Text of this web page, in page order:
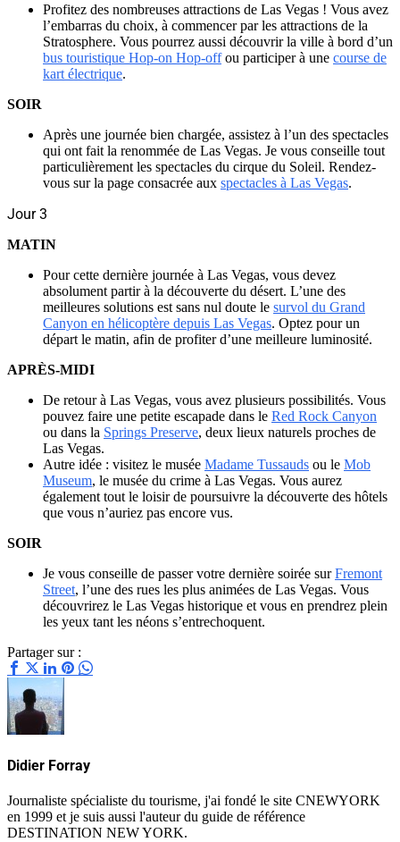
Profitez des nombreuses attractions de Las Vegas ! Vous avez
l’embarras du choix, à commencer par les attractions de la
Stratosphere. Vous pourrez aussi découvrir la ville à bord d’un
bus touristique Hop-on Hop-offou participer à une course de
kart électrique.
SOIR
Après une journée bien chargée, assistez à l’un des spectacles
qui ont fait la renommée de Las Vegas. Je vous conseille tout
particulièrement les spectacles du cirque du Soleil. Rendez-
vous sur la page consacrée aux spectacles à Las Vegas.
Jour 3
MATIN
Pour cette dernière journée à Las Vegas, vous devez
absolument partir à la découverte du désert. L’une des
meilleures solutions est sans nul doute le survol du Grand
Canyon en hélicoptère depuis Las Vegas. Optez pour un
départ le matin, afin de profiter d’une meilleure luminosité.
APRÈS-MIDI
De retour à Las Vegas, vous avez plusieurs possibilités. Vous
pouvez faire une petite escapade dans le Red Rock Canyon
ou dans la Springs Preserve, deux lieux naturels proches de
Las Vegas.
Autre idée : visitez le musée Madame Tussauds ou le Mob
Museum, le musée du crime à Las Vegas. Vous aurez
également tout le loisir de poursuivre la découverte des hôtels
que vous n’auriez pas encore vus.
SOIR
Je vous conseille de passer votre dernière soirée surFremont
Street, l’une des rues les plus animées de Las Vegas. Vous
découvrirez le Las Vegas historique et vous en prendrez plein
les yeux tant les néons s’entrechoquent.
Partager sur :
Didier Forray
Journaliste spécialiste du tourisme, j'ai fondé le site CNEWYORK
en 1999 et je suis aussi l'auteur du guide de référence
DESTINATION NEW YORK.